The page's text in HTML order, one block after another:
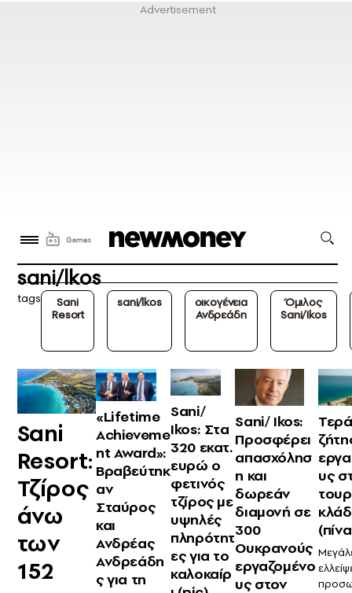
sani/lkos
tags
Sani
Resort
sani/lkos
οικογένεια
Ανδρεάδη
Όμιλος
Sani/Ikos
Sani
Resort:
Τζίρος
άνω
των
152
«Lifetime
Achieveme
nt Award»:
Βραβεύτηκ
αν
Σταύρος
και
Ανδρέας
Ανδρεάδη
ς για τη
Sani/
Ikos: Στα
320 εκατ.
ευρώ ο
φετινός
τζίρος με
υψηλές
πληρότητ
ες για το
καλοκαίρ
Sani/ Ikos:
Προσφέρει
απασχόλησ
η και
δωρεάν
διαμονή σε
300
Ουκρανούς
εργαζομένο
υς στον
υς